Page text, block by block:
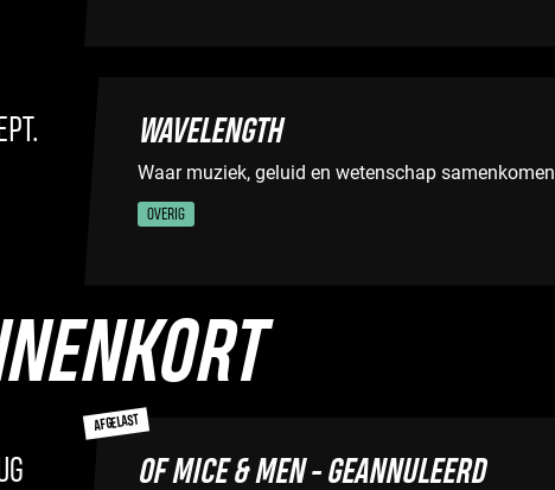
WAVELENGTH
Waar muziek, geluid en wetenschap samenkomen
OVERIG
AFGELAST
OF MICE & MEN - GEANNULEERD